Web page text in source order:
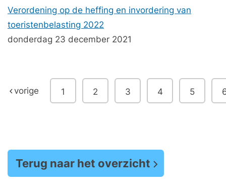
Verordening op de heffing en invordering van
toeristenbelasting 2022
donderdag 23 december 2021
vorige 1 2 3 4 5
Terug naar het overzicht